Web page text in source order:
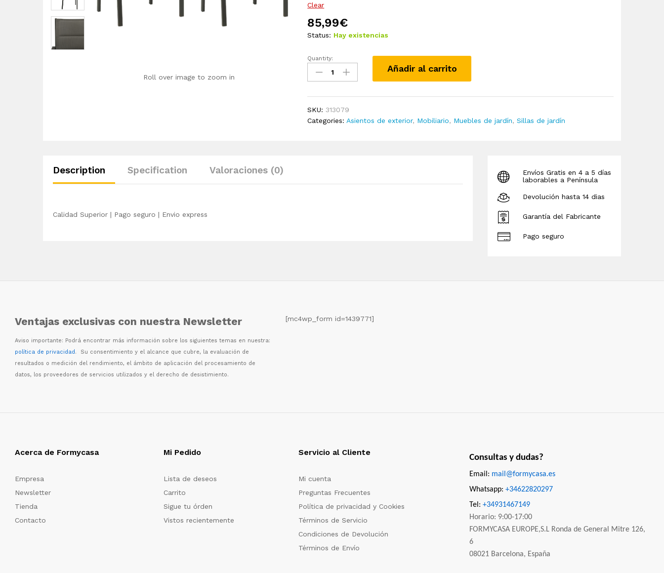
Roll over image to zoom in
Clear
85,99€
Status: Hay existencias
Sillas
jardín
acero
y
Quantity:
Añadir al carrito
SKU:313079
Categories: Asientos de exterior, Mobiliario, Muebles de jardín,Sillas de jardín
Description Specification Valoraciones (0)
Calidad Superior | Pago seguro | Envio express
Envíos Gratis en 4 a 5 días
laborables a Península
Devolución hasta 14 dias
Garantía del Fabricante
Pago seguro
Ventajas exclusivas con nuestra Newsletter
Aviso importante: Podrá encontrar más información sobre los siguientes temas en nuestra:
política de privacidad. Su consentimiento y el alcance que cubre, la evaluación de
resultados o medición del rendimiento, el ámbito de aplicación del procesamiento de
datos, los proveedores de servicios utilizados y el derecho de desistimiento.
[mc4wp_form id=1439771]
Acerca de Formycasa
Empresa
Newsletter
Tienda
Contacto
Mi Pedido
Lista de deseos
Carrito
Sigue tu órden
Vistos recientemente
Servicio al Cliente
Mi cuenta
Preguntas Frecuentes
Política de privacidad y Cookies
Términos de Servicio
Condiciones de Devolución
Términos de Envío
Consultas y dudas?
Email: mail@formycasa.es
Whatsapp: +34622820297
Tel: +34931467149
Horario: 9:00-17:00
FORMYCASA EUROPE,S.L Ronda de General Mitre 126,
6
08021 Barcelona, España